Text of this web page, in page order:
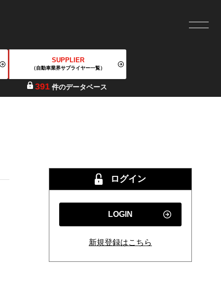
SUPPLIER
（自動車業界サプライヤー一覧）
391 件のデータベース
ログイン
LOGIN
新規登録はこちら